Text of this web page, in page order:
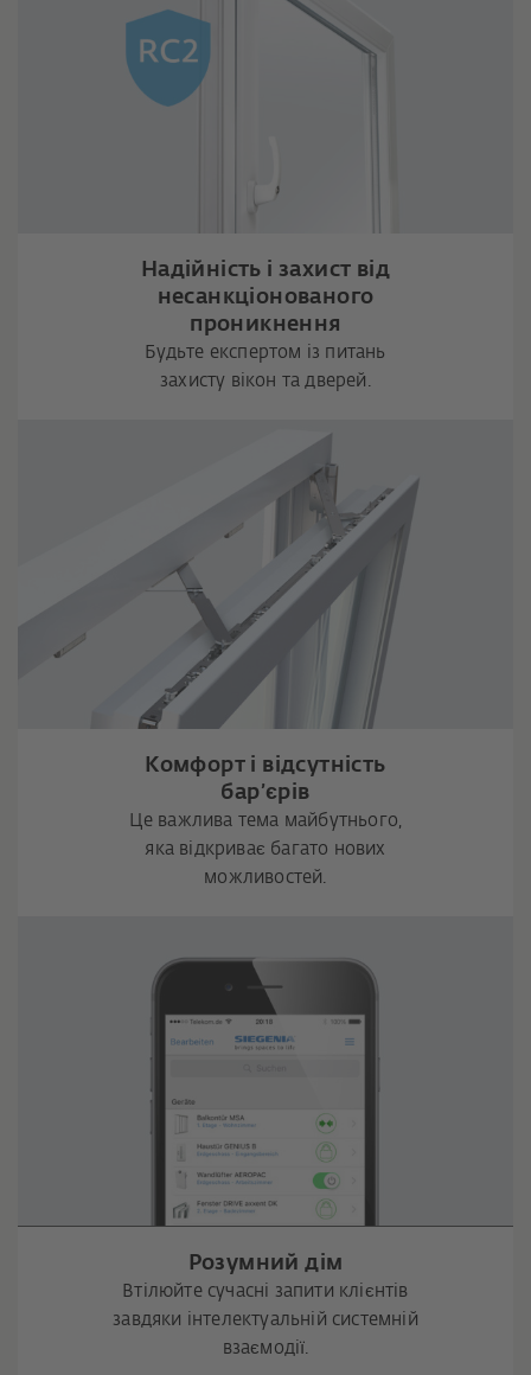
Надійність і захист від
несанкціонованого
проникнення
Будьте експертом із питань
захисту вікон та дверей.
Комфорт і відсутність
бар’єрів
Це важлива тема майбутнього,
яка відкриває багато нових
можливостей.
Розумний дім
Втілюйте сучасні запити клієнтів
завдяки інтелектуальній системній
взаємодії.